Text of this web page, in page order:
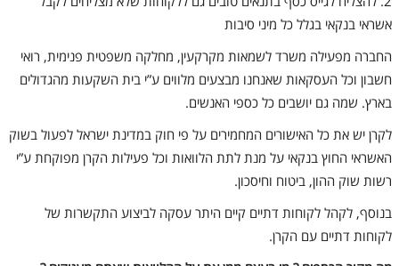
אשראי בנקאי בגלל כל מיני סיבות
החברה מפעילה משרד לשמאות מקרקעין, מחלקה משפטית פנימית, רואי
חשבון וכל העסקאות שאנחנו מבצעים מלווים ע”י בית השקעות מהגדולים
בארץ. שמה גם יושבים כל כספי האנשים.
לקרן יש את כל האישורים המחמירים על פי חוק במדינת ישראל לפעול בשוק
האשראי החוץ בנקאי על מנת לתת הלוואות וכל פעילות הקרן מפוקחת ע”י
רשות שוק ההון, ביטוח וחיסכון.
בנוסף, לקהל לקוחות דתיים קיים היתר עסקה לביצוע התקשרות של
לקוחות דתיים עם הקרן.